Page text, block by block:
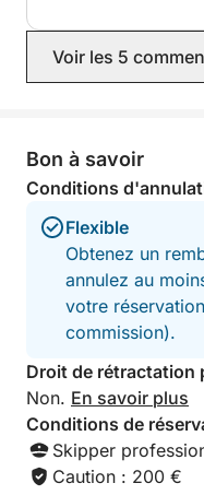
Voir les 5
Bon à savoir
Conditions
Flexible
Obtenez un
annulez au
votre
commission).
Droit de rétractation
Non. En savoir plus
Conditions de
Skipper
Caution : 200 €